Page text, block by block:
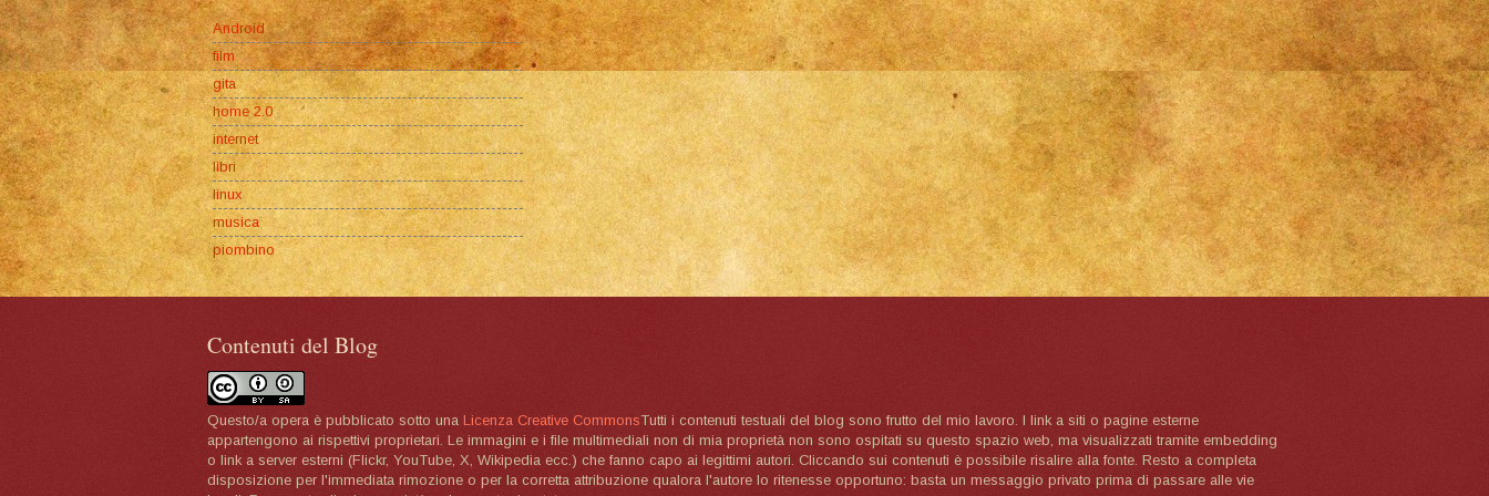
Android
film
gita
home 2.0
internet
libri
linux
musica
piombino
Contenuti del Blog
Questo/a opera è pubblicato sotto una Licenza Creative CommonsTutti i contenuti testuali del blog sono frutto del mio lavoro. I link a siti o pagine esterne
appartengono ai rispettivi proprietari. Le immagini e i file multimediali non di mia proprietà non sono ospitati su questo spazio web, ma visualizzati tramite embedding
o link a server esterni (Flickr, YouTube, X, Wikipedia ecc.) che fanno capo ai legittimi autori. Cliccando sui contenuti è possibile risalire alla fonte. Resto a completa
disposizione per l'immediata rimozione o per la corretta attribuzione qualora l'autore lo ritenesse opportuno: basta un messaggio privato prima di passare alle vie